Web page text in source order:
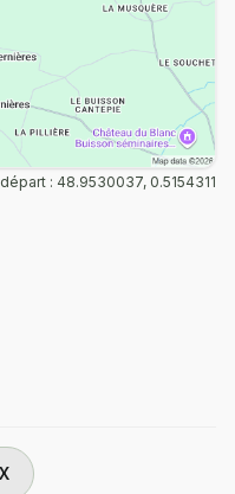
: 48.9530037, 0.5154311